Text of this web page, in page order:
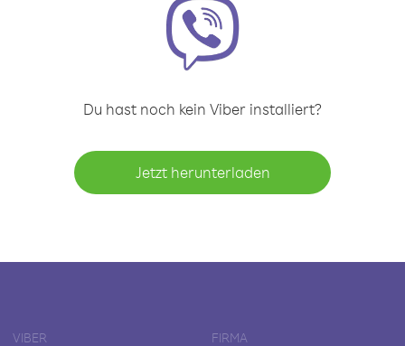
Du hast noch kein Viber installiert?
Jetzt herunterladen
VIBER FIRMA